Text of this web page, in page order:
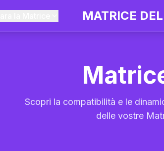
MATRICE
Scopri la compatibilità e le
delle vostre